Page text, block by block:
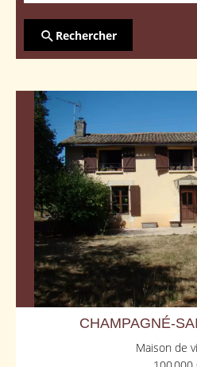
Rechercher
CHAMPAGNÉ-
Maison de